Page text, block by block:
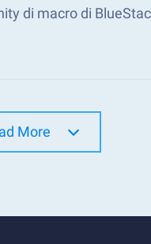
di macro di
More